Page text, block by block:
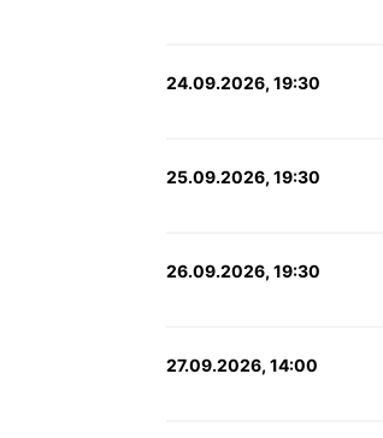
24.09.2026, 19:30
25.09.2026, 19:30
26.09.2026, 19:30
27.09.2026, 14:00